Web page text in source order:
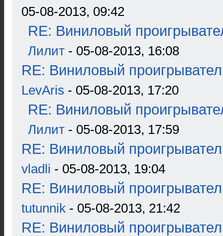
05-08-2013, 09:42
RE: Виниловый
Лилит - 05-08-2013, 16:08
RE: Виниловый
LevAris - 05-08-2013, 17:20
RE: Виниловый
Лилит - 05-08-2013, 17:59
RE: Виниловый
vladli - 05-08-2013, 19:04
RE: Виниловый
tutunnik - 05-08-2013, 21:42
RE: Виниловый